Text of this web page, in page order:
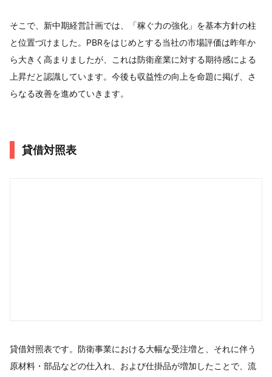
そこで、新中期経営計画では、「稼ぐ力の強化」を基本方針の柱
と位置づけました。PBRをはじめとする当社の市場評価は昨年か
ら大きく高まりましたが、これは防衛産業に対する期待感による
上昇だと認識しています。今後も収益性の向上を命題に掲げ、さ
らなる改善を進めていきます。
貸借対照表
貸借対照表です。防衛事業における大幅な受注増と、それに伴う
原材料・部品などの仕入れ、および仕掛品が増加したことで、流